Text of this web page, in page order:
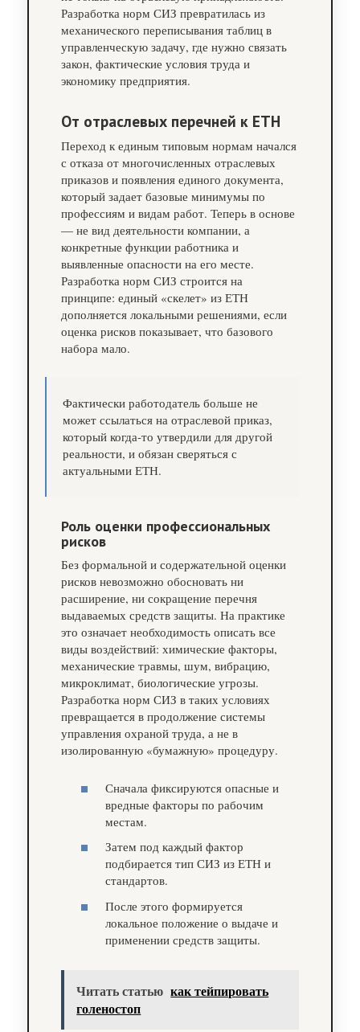
Разработка норм СИЗ превратилась из
механического переписывания таблиц в
управленческую задачу, где нужно связать
закон, фактические условия труда и
экономику предприятия.
От отраслевых перечней к ЕТН
Переход к единым типовым нормам начался
с отказа от многочисленных отраслевых
приказов и появления единого документа,
который задает базовые минимумы по
профессиям и видам работ. Теперь в основе
— не вид деятельности компании, а
конкретные функции работника и
выявленные опасности на его месте.
Разработка норм СИЗ строится на
принципе: единый «скелет» из ЕТН
дополняется локальными решениями, если
оценка рисков показывает, что базового
набора мало.
Фактически работодатель больше не
может ссылаться на отраслевой приказ,
который когда‑то утвердили для другой
реальности, и обязан сверяться с
актуальными ЕТН.
Роль оценки профессиональных
рисков
Без формальной и содержательной оценки
рисков невозможно обосновать ни
расширение, ни сокращение перечня
выдаваемых средств защиты. На практике
это означает необходимость описать все
виды воздействий: химические факторы,
механические травмы, шум, вибрацию,
микроклимат, биологические угрозы.
Разработка норм СИЗ в таких условиях
превращается в продолжение системы
управления охраной труда, а не в
изолированную «бумажную» процедуру.
Сначала фиксируются опасные и
вредные факторы по рабочим
местам.
Затем под каждый фактор
подбирается тип СИЗ из ЕТН и
стандартов.
После этого формируется
локальное положение о выдаче и
применении средств защиты.
Читать статью как тейпировать
голеностоп